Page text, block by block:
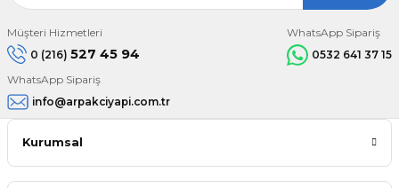
Müşteri Hizmetleri
0 (216) 527 45 94
WhatsApp Sipariş
0532 641 37 15
WhatsApp Sipariş
info@arpakciyapi.com.tr
Kurumsal